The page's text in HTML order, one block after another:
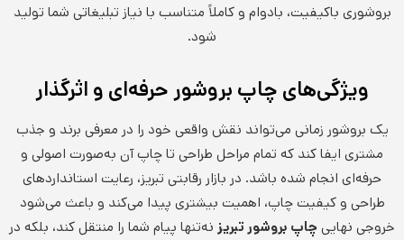
بروشوری باکیفیت، بادوام و کاملاً متناسب با نیاز تبلیغاتی شما تولید
شود.
ویژگی‌های چاپ بروشور حرفه‌ای و اثرگذار
یک بروشور زمانی می‌تواند نقش واقعی خود را در معرفی برند و جذب
مشتری ایفا کند که تمام مراحل طراحی تا چاپ آن به‌صورت اصولی و
حرفه‌ای انجام شده باشد. در بازار رقابتی تبریز، رعایت استانداردهای
طراحی و کیفیت چاپ، اهمیت بیشتری پیدا می‌کند و باعث می‌شود
خروجی نهاییچاپ بروشور تبریز نه‌تنها پیام شما را منتقل کند، بلکه در